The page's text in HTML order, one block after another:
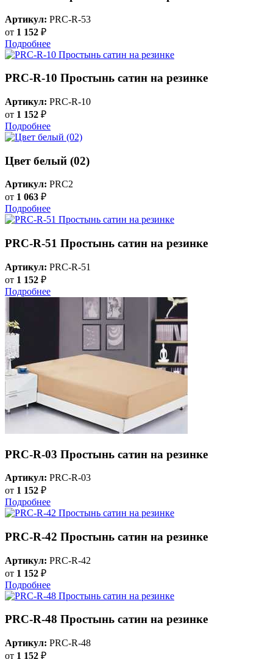
Артикул: PRC-R-53
от 1 152 ₽
Подробнее
PRC-R-10 Простынь сатин на резинке
Артикул: PRC-R-10
от 1 152 ₽
Подробнее
Цвет белый (02)
Артикул: PRC2
от 1 063 ₽
Подробнее
PRC-R-51 Простынь сатин на резинке
Артикул: PRC-R-51
от 1 152 ₽
Подробнее
PRC-R-03 Простынь сатин на резинке
Артикул: PRC-R-03
от 1 152 ₽
Подробнее
PRC-R-42 Простынь сатин на резинке
Артикул: PRC-R-42
от 1 152 ₽
Подробнее
PRC-R-48 Простынь сатин на резинке
Артикул: PRC-R-48
от 1 152 ₽